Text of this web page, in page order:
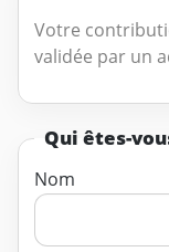
Votre
validée par un
Qui êtes-
Nom